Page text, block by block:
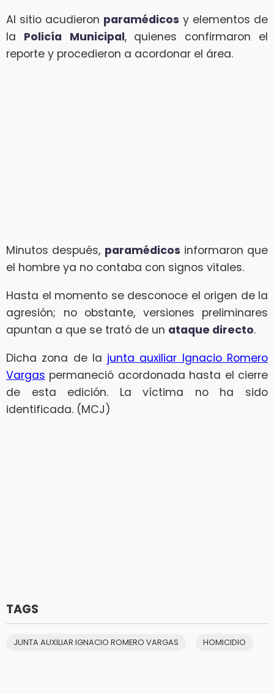
Al sitio acudieron paramédicos y elementos de
la Policía Municipal, quienes confirmaron el
reporte y procedieron a acordonar el área.
Minutos después, paramédicos informaron que
el hombre ya no contaba con signos vitales.
Hasta el momento se desconoce el origen de la
agresión; no obstante, versiones preliminares
apuntan a que se trató de un ataque directo.
Dicha zona de la junta auxiliar Ignacio Romero
Vargas permaneció acordonada hasta el cierre
de esta edición. La víctima no ha sido
identificada. (MCJ)
TAGS
JUNTA AUXILIAR IGNACIO ROMERO VARGAS HOMICIDIO